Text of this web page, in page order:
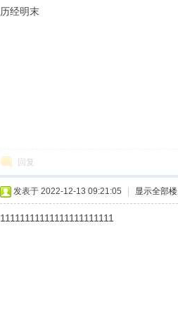
历经明末
回复
发表于 2022-12-13 09:21:05 显示全部
11111111111111111111111